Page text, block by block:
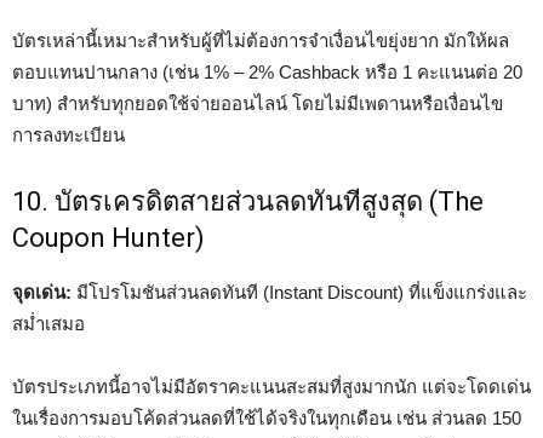
บัตรเหล่านี้เหมาะสำหรับผู้ที่ไม่ต้องการจำเงื่อนไขยุ่งยาก มักให้ผล
ตอบแทนปานกลาง (เช่น 1% – 2% Cashback หรือ 1 คะแนนต่อ 20
บาท) สำหรับทุกยอดใช้จ่ายออนไลน์ โดยไม่มีเพดานหรือเงื่อนไข
การลงทะเบียน
10. บัตรเครดิตสายส่วนลดทันทีสูงสุด (The
Coupon Hunter)
จุดเด่น: มีโปรโมชันส่วนลดทันที (Instant Discount) ที่แข็งแกร่งและ
สม่ำเสมอ
บัตรประเภทนี้อาจไม่มีอัตราคะแนนสะสมที่สูงมากนัก แต่จะโดดเด่น
ในเรื่องการมอบโค้ดส่วนลดที่ใช้ได้จริงในทุกเดือน เช่น ส่วนลด 150